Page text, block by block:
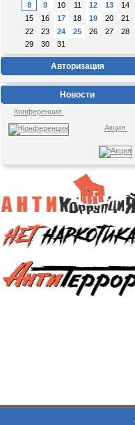
8
9 10 11 12 13
14
15
16 17 18 19 20
21
22
23 24 25 26 27
28
29
30 31
Авторизация
Новости
Конференция
Акция
Адрес: 461040,